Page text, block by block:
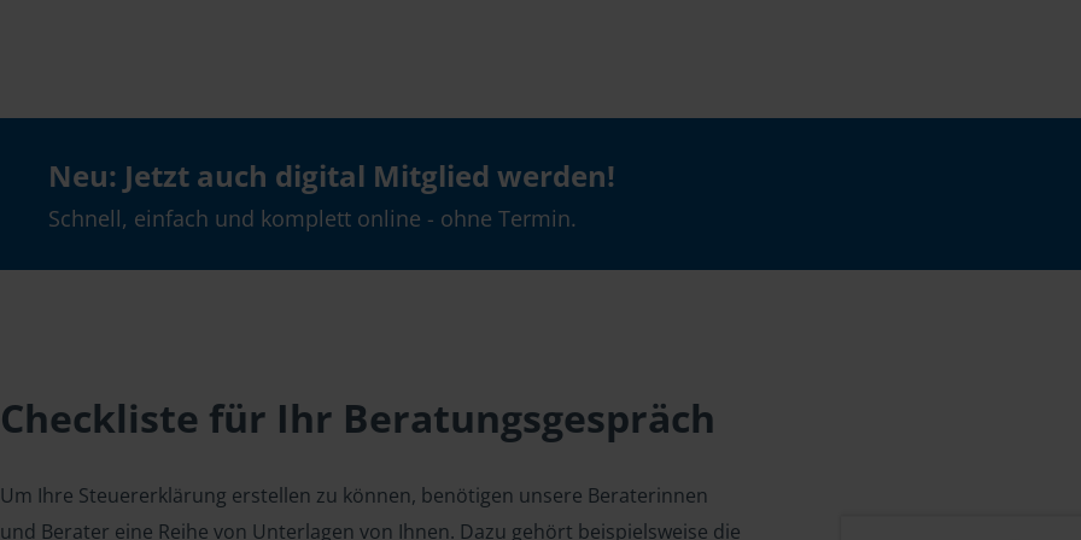
Neu: Jetzt auch digital Mitglied werden!
Schnell, einfach und komplett online - ohne Termin.
Checkliste für Ihr Beratungsgespräch
Um Ihre Steuererklärung erstellen zu können, benötigen unsere Beraterinnen
und Berater eine Reihe von Unterlagen von Ihnen. Dazu gehört beispielsweise die